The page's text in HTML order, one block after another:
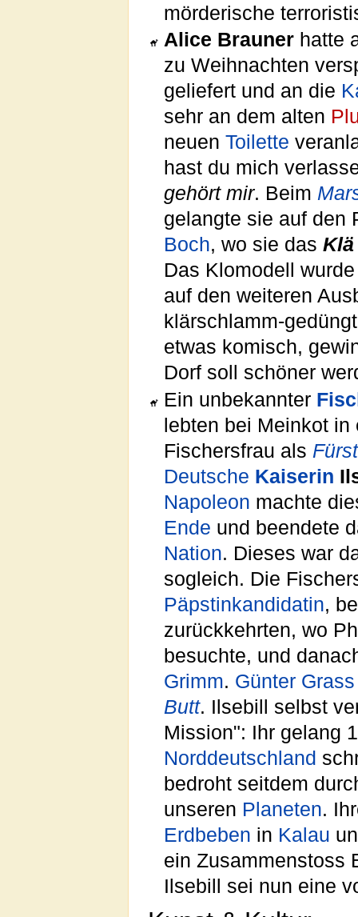
mörderische
Alice Brauner hatte
zu Weihnachten
geliefert und an die
sehr an dem alten
neuenToilette
hast du mich
gehört mir. Beim
gelangte sie auf den
Boch, wo sie dasKlä
Das Klomodell
auf den weiteren
klärschlamm-
etwas komisch,
Dorf soll schöner
Ein unbekannter
lebten bei Meinkot
Fischersfrau als
Deutsche Kaiserin
Napoleon machte
Ende und beendete
Nation. Dieses war
sogleich. Die
Päpstinkandidatin,
zurückkehrten, wo
besuchte, und
Grimm. Günter Grass
Butt. Ilsebill selbst
Mission": Ihr gelang
Norddeutschland
bedroht seitdem
unseren Planeten.
Erdbeben in Kalau
ein Zusammenstoss
Ilsebill sei nun eine